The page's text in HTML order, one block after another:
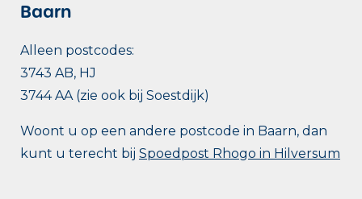
Baarn
Alleen postcodes:
3743 AB, HJ
3744 AA (zie ook bij Soestdijk)
Woont u op een andere postcode in Baarn, dan
kunt u terecht bij Spoedpost Rhogo in Hilversum